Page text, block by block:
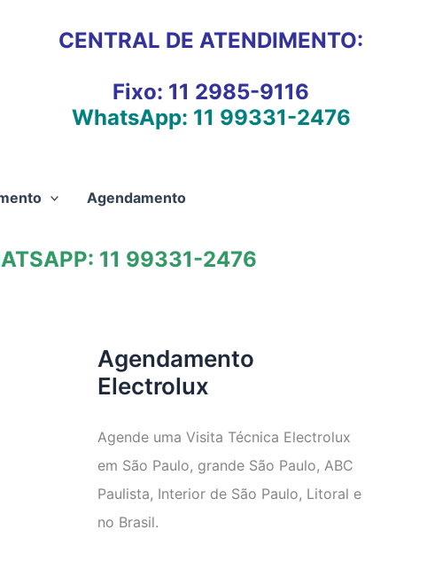
CENTRAL DE ATENDIMENTO:
Fixo: 11 2985-9116
WhatsApp: 11 99331-2476
Agendamento
11 99331-2476
Agendamento
Electrolux
Agende uma Visita Técnica Electrolux
em São Paulo, grande São Paulo, ABC
Paulista, Interior de São Paulo, Litoral e
no Brasil.